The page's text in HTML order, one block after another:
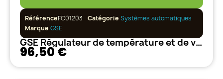
RéférenceFC01203 Catégorie Systèmes automatiques
Marque GSE
GSE Régulateur de température et de vitesse minimum 10A
96,50 €